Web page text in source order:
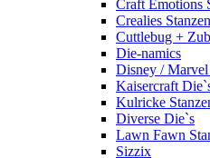
Craft Emotions
Crealies Stanzen
Cuttlebug +
Die-namics
Disney /
Kaisercraft
Kulricke
Diverse Die`s
Lawn Fawn
Sizzix